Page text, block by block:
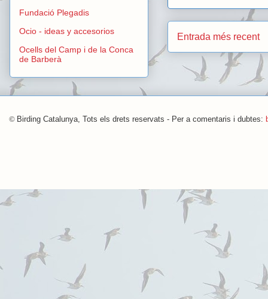
Entrada més recent
Fundació Plegadis
Ocio - ideas y accesorios
Ocells del Camp i de la Conca
de Barberà
© Birding Catalunya, Tots els drets reservats - Per a comentaris i dubtes: